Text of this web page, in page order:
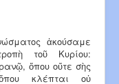
ἀκούσαμε
τοῦ Κυρίου:
ὅπου οὔτε σὴς
κλέπται οὐ